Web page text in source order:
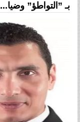
بـ ”التواطؤ” وضيا...